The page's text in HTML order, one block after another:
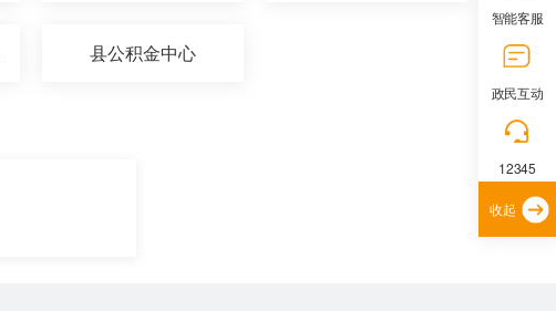
县公积金中心
智能客服
政民互动
12345
收起